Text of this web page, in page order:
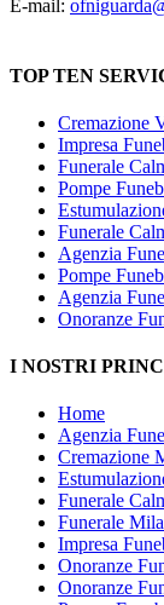
E-mail:
TOP TEN
Cremazione
Impresa
Funerale
Pompe
Funerale
Agenzia
Pompe
Agenzia
Onoranze
I NOSTRI
Home
Agenzia
Cremazione
Funerale
Funerale
Impresa
Onoranze
Onoranze